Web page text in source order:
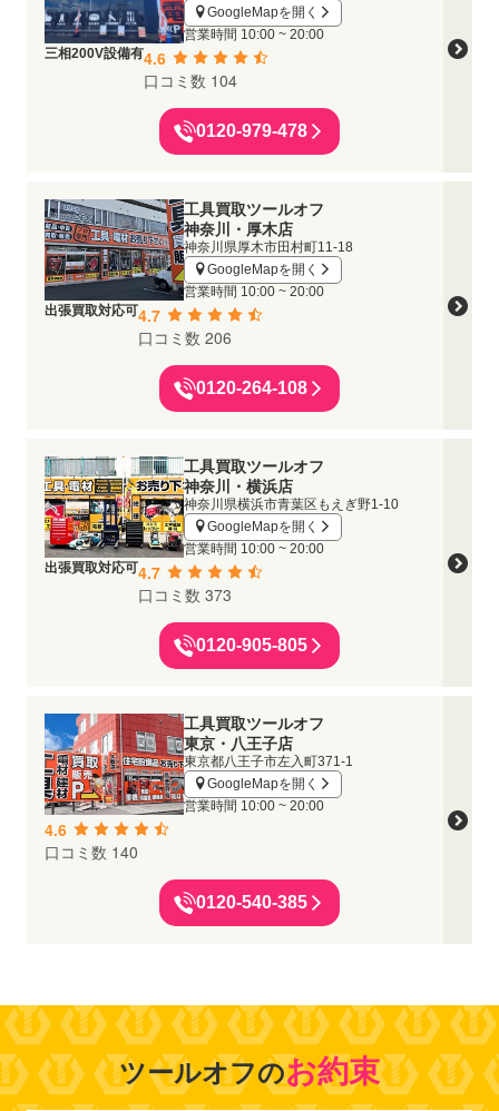
GoogleMapを開く
営業時間 10:00 ~ 20:00
三相200V設備有4.6
口コミ数 104
0120-979-478
工具買取ツールオフ
神奈川・厚木店
神奈川県厚木市田村町11-18
GoogleMapを開く
営業時間 10:00 ~ 20:00
出張買取対応可4.7
口コミ数 206
0120-264-108
工具買取ツールオフ
神奈川・横浜店
神奈川県横浜市青葉区もえぎ野1-10
GoogleMapを開く
営業時間 10:00 ~ 20:00
出張買取対応可4.7
口コミ数 373
0120-905-805
工具買取ツールオフ
東京・八王子店
東京都八王子市左入町371-1
GoogleMapを開く
営業時間 10:00 ~ 20:00
4.6
口コミ数 140
0120-540-385
ツールオフのお約束